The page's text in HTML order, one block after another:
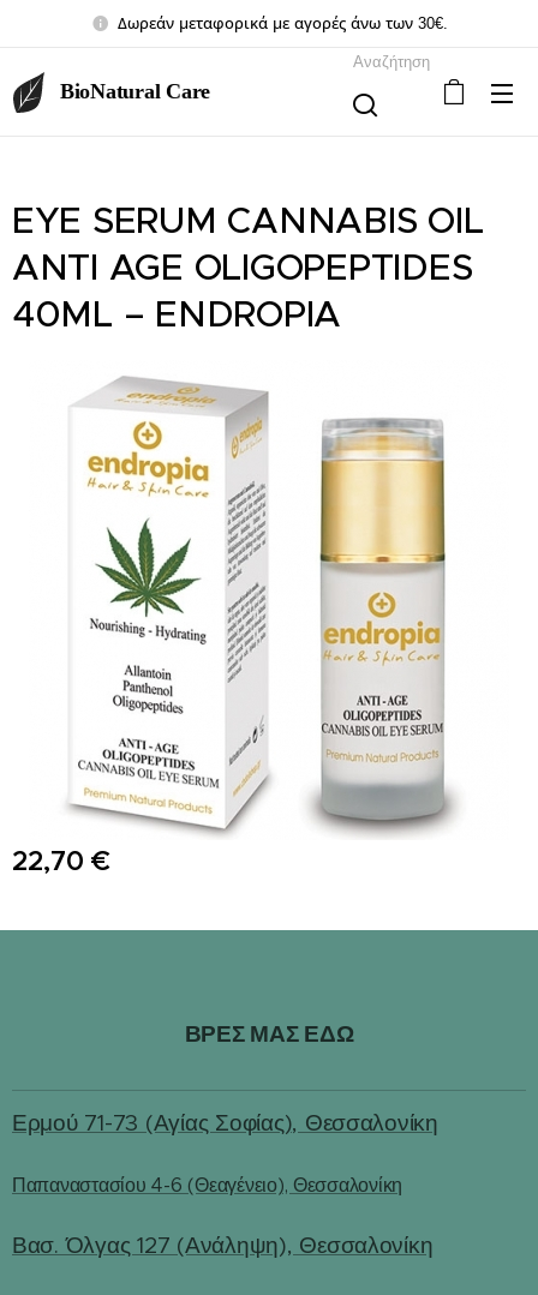
Δωρεάν μεταφορικά με αγορές άνω των 30€.
BioNatural Care
Αναζήτηση
EYE SERUM CANNABIS OIL
ANTI AGE OLIGOPEPTIDES
40ML – ENDROPIA
22,70 €
ΒΡΕΣ ΜΑΣ ΕΔΩ
Ερμού 71-73 (Αγίας Σοφίας), Θεσσαλονίκη
Παπαναστασίου 4-6 (Θεαγένειο), Θεσσαλονίκη
Βασ. Όλγας 127 (Ανάληψη), Θεσσαλονίκη